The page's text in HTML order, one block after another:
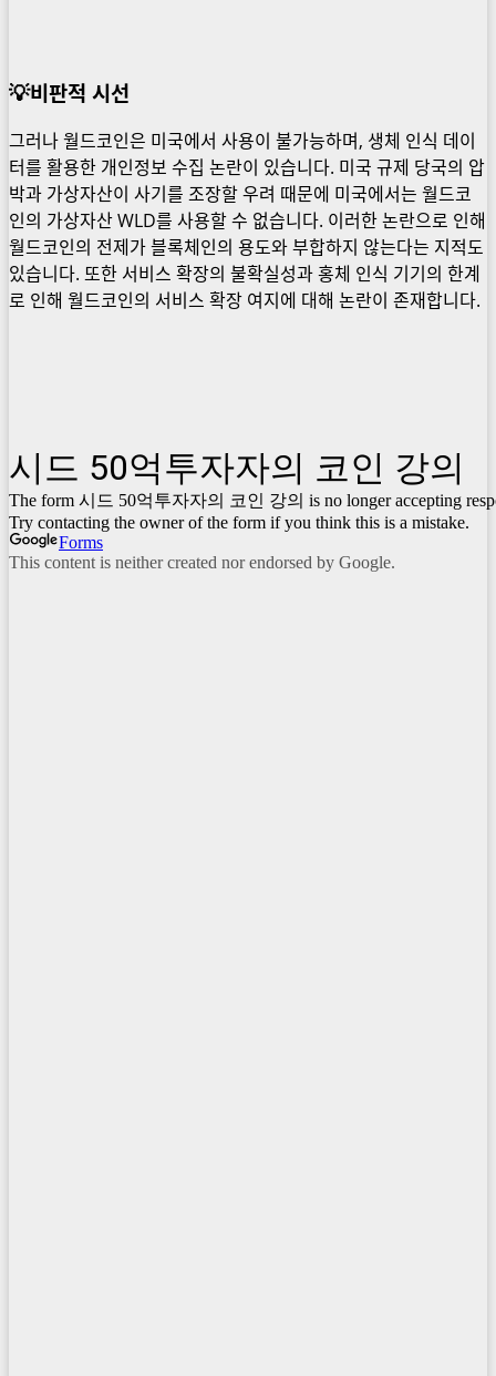
💡비판적 시선
그러나 월드코인은 미국에서 사용이 불가능하며, 생체 인식 데이
터를 활용한 개인정보 수집 논란이 있습니다. 미국 규제 당국의 압
박과 가상자산이 사기를 조장할 우려 때문에 미국에서는 월드코
인의 가상자산 WLD를 사용할 수 없습니다. 이러한 논란으로 인해
월드코인의 전제가 블록체인의 용도와 부합하지 않는다는 지적도
있습니다. 또한 서비스 확장의 불확실성과 홍체 인식 기기의 한계
로 인해 월드코인의 서비스 확장 여지에 대해 논란이 존재합니다.